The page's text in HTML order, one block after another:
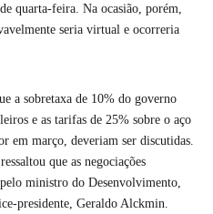
quarta-feira. Na ocasião, porém,
seria virtual e ocorreria
a sobretaxa de 10% do governo
e as tarifas de 25% sobre o aço
em março, deveriam ser discutidas.
que as negociações
ministro do Desenvolvimento,
presidente, Geraldo Alckmin.